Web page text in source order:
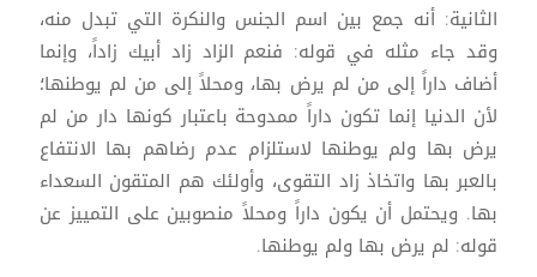
الثانية: أنه جمع بين اسم الجنس والنكرة التي تبدل منه،
وقد جاء مثله في قوله: فنعم الزاد زاد أبيك زاداً، وإنما
أضاف داراً إلى من لم يرض بها، ومحلاً إلى من لم يوطنها؛
لأن الدنيا إنما تكون داراً ممدوحة باعتبار كونها دار من لم
يرض بها ولم يوطنها لاستلزام عدم رضاهم بها الانتفاع
بالعبر بها واتخاذ زاد التقوى، وأولئك هم المتقون السعداء
بها. ويحتمل أن يكون داراً ومحلاً منصوبين على التمييز عن
قوله: لم يرض بها ولم يوطنها.